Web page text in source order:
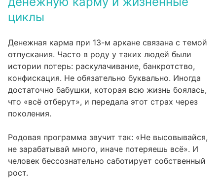
циклы
Денежная карма при 13-м аркане связана с темой
отпускания. Часто в роду у таких людей были
истории потерь: раскулачивание, банкротство,
конфискация. Не обязательно буквально. Иногда
достаточно бабушки, которая всю жизнь боялась,
что «всё отберут», и передала этот страх через
поколения.
Родовая программа звучит так: «Не высовывайся,
не зарабатывай много, иначе потеряешь всё». И
человек бессознательно саботирует собственный
рост.